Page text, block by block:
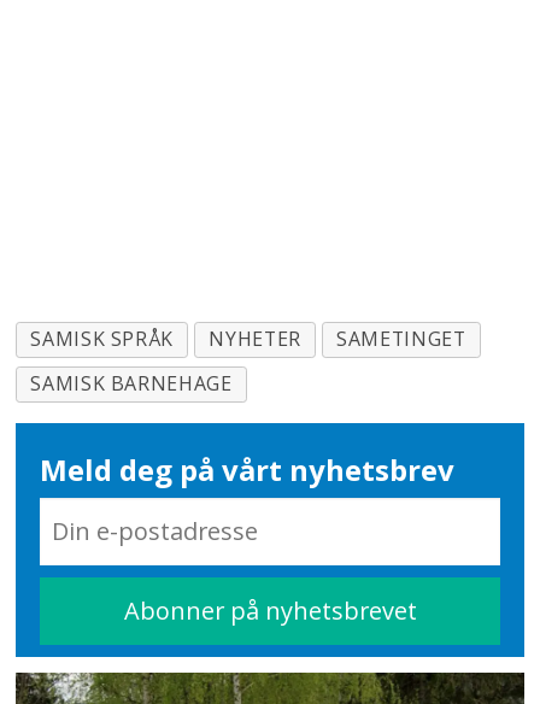
SAMISK SPRÅK NYHETER
SAMETINGET
SAMISK BARNEHAGE
Meld deg på vårt nyhetsbrev